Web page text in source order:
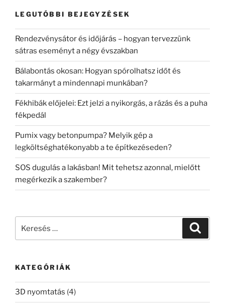
LEGUTÓBBI BEJEGYZÉSEK
Rendezvénysátor és időjárás – hogyan tervezzünk
sátras eseményt a négy évszakban
Bálabontás okosan: Hogyan spórolhatsz időt és
takarmányt a mindennapi munkában?
Fékhibák előjelei: Ezt jelzi a nyikorgás, a rázás és a puha
fékpedál
Pumix vagy betonpumpa? Melyik gép a
legköltséghatékonyabb a te építkezéseden?
SOS dugulás a lakásban! Mit tehetsz azonnal, mielőtt
megérkezik a szakember?
KATEGÓRIÁK
3D nyomtatás (4)